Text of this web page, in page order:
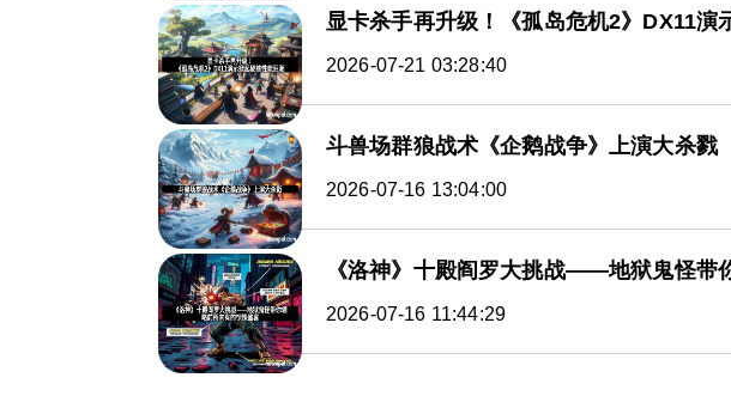
显卡杀手再升级！《孤岛危机2》DX11演
2026-07-21 03:28:40
斗兽场群狼战术《企鹅战争》上演大杀戮
2026-07-16 13:04:00
《洛神》十殿阎罗大挑战——地狱鬼怪带
2026-07-16 11:44:29